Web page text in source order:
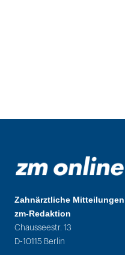
Zahnärztliche Mitteilungen
zm-Redaktion
Chausseestr. 13
D-10115 Berlin